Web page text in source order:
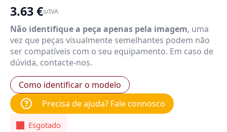
3.63€s/IVA
Não identifique a peça apenas pela imagem, uma
vez que peças visualmente semelhantes podem não
ser compatíveis com o seu equipamento. Em caso de
dúvida, contacte-nos.
Como identificar o modelo
Precisa de ajuda? Fale connosco
Esgotado